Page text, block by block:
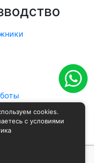
cookies.
с условиями
оплата